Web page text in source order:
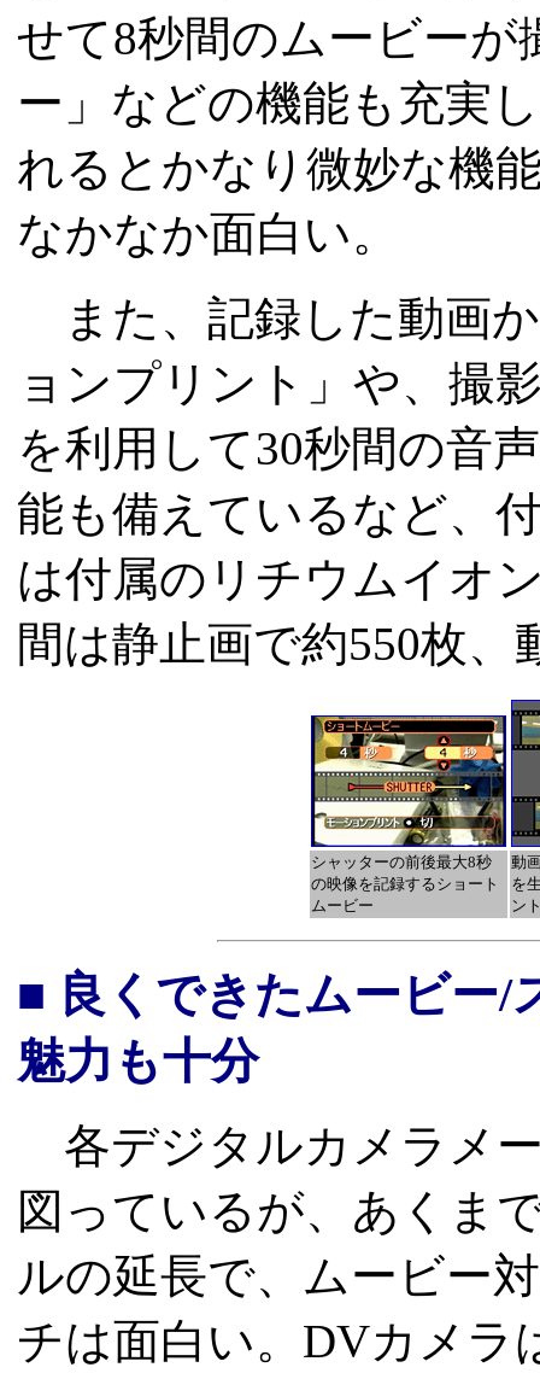
せて8秒間のムービー
ー」などの機能も充実
れるとかなり微妙な機
なかなか面白い。
また、記録した動画
ョンプリント」や、撮
を利用して30秒間の音
能も備えているなど、
は付属のリチウムイオ
間は静止画で約550枚、
シャッターの前後最大8秒
の映像を記録するショート
ムービー
動
を
ン
■ 良くできたムービー/
魅力も十分
各デジタルカメラメ
図っているが、あくま
ルの延長で、ムービー
チは面白い。DVカメラ